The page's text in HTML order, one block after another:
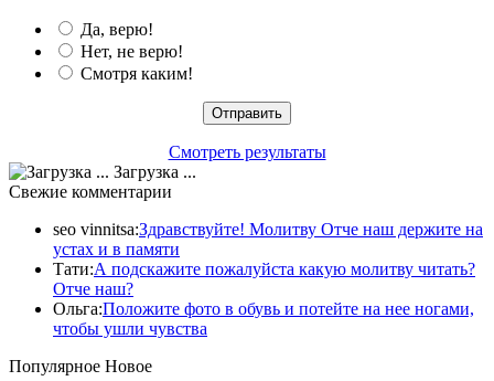
Да, верю!
Нет, не верю!
Смотря каким!
Смотреть результаты
Загрузка ...
Свежие комментарии
seo vinnitsa:Здравствуйте! Молитву Отче наш держите на
устах и в памяти
Тати:А подскажите пожалуйста какую молитву читать?
Отче наш?
Ольга:Положите фото в обувь и потейте на нее ногами,
чтобы ушли чувства
Популярное Новое